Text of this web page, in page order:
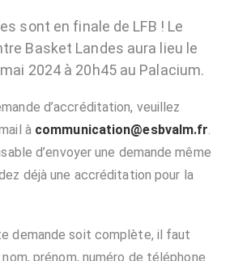
sont en finale de LFB ! Le
Basket Landes aura lieu le
2024 à 20h45 au Palacium.
d’accréditation, veuillez
à communication@esbvalm.fr.
d’envoyer une demande même
déjà une accréditation pour la
demande soit complète, il faut
prénom, numéro de téléphone